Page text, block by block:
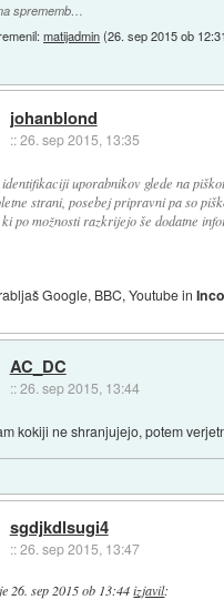
sprememb…
matijadmin(26. sep 2015 ob
johanblond
::26. sep 2015, 13:35
uporabnikov glede na
strani, posebej pripravni pa so
po možnosti razkrijejo še dodatne
Google, BBC, Youtube in
AC_DC
::26. sep 2015, 13:44
kokiji ne shranjujejo, potem
sgdjkdlsugi4
::26. sep 2015, 13:47
26. sep 2015 ob 13:44 izjavil: